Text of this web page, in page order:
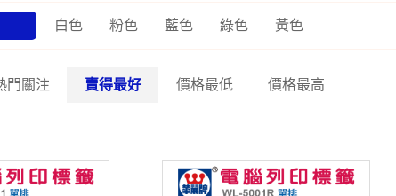
白色 粉色 藍色 綠色 黃色
門關注 賣得最好 價格最低 價格最高